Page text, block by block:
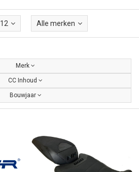
12 Alle merken
Merk
CC Inhoud
Bouwjaar